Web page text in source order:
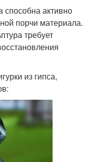
способна активно
порчи материала.
требует
из гипса,